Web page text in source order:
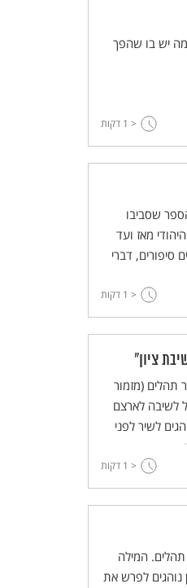
יש בו שהפך
< 1 דקות
שסביבו
מאז ועד
סיפורים, דברי
< 1 דקות
ציון"
תהלים (מזמור
לשיבה לארצם
לשיר לפני
< 1 דקות
ל-15 מזמורי תהלים. המילה
נוהגים לפרש את